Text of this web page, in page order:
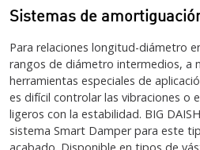
Sistemas de
Para relaciones longitud-diámetro
rangos de diámetro intermedios, a
herramientas especiales de
es difícil controlar las vibraciones o
ligeros con la estabilidad. BIG
sistema Smart Damper para este